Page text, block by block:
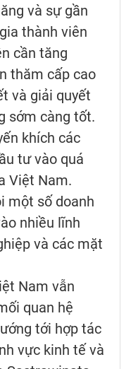
và sự gần
thành viên
cần tăng
thăm cấp cao
và giải quyết
sớm càng tốt.
khích các
tư vào quá
Việt Nam.
một số doanh
nhiều lĩnh
và các mặt
Nam vẫn
quan hệ
tới hợp tác
vực kinh tế và